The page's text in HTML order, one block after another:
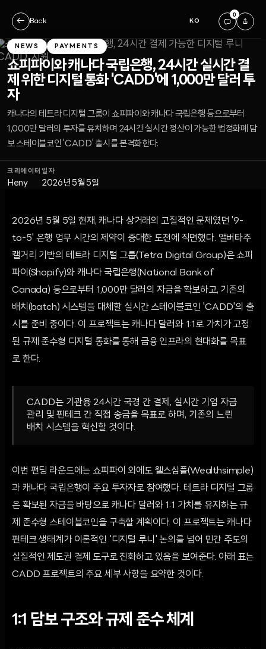
← Back KO
0
NEWS PAYMENTS
쇼피파이와 캐나다 국립은행, 24시간 실시간 결
제 위한 디지털 통화 'CADD'에 1,000만 달러 투
자
캐나다의 테트라 디지털 그룹이 쇼피파이와 캐나다 국립은행 등으로부터
1,000만 달러의 투자를 유치하며 24시간 실시간 정산이 가능한 법정화폐 담
보 스테이블코인 'CADD' 출시를 본격화한다.
크리에이터
Heny
일자
2026년 5월 5일
2026년 5월 5일 현재, 캐나다 상거래의 고질적인 문제였던 '9-
to-5' 은행 업무 시간의 제약이 중대한 도전에 직면했다. 앨버타주
캘거리 기반의 테트라 디지털 그룹(Tetra Digital Group)은 쇼피
파이(Shopify)와 캐나다 국립은행(National Bank of
Canada) 등으로부터 1,000만 달러의 자금을 확보하고, 기존의
배치(batch) 시스템을 대체할 실시간 스테이블코인 'CADD'의 출
시를 준비 중이다. 이 프로젝트는 캐나다 달러와 1:1로 가치가 고정
된 규제 준수형 디지털 통화를 통해 금융 인프라의 현대화를 목표
로 한다.
CADD는 기관용 24시간 국경 간 결제, 실시간 기업 자금
관리 및 핀테크 간 직접 송금을 목표로 하며, 기존의 느린
배치 시스템을 혁신할 것이다.
이번 펀딩 라운드에는 쇼피파이 외에도 웰스심플(Wealthsimple)
과 캐나다 국립은행이 주요 투자자로 참여했다. 테트라 디지털 그룹
은 확보된 자금을 바탕으로 캐나다 달러와 1:1 가치를 유지하는 규
제 준수형 스테이블코인을 구축할 계획이다. 이 프로젝트는 캐나다
핀테크 생태계가 이론적인 '디지털 루니' 논의를 넘어 민간 주도의
실질적인 제도권 결제 도구로 진화하고 있음을 보여준다. 아래 표는
CADD 프로젝트의 주요 세부 사항을 요약한 것이다.
1:1 담보 구조와 규제 준수 체계